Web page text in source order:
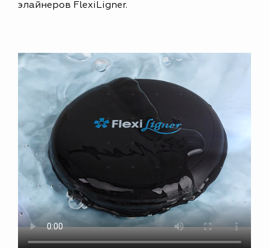
элайнеров FlexiLigner.